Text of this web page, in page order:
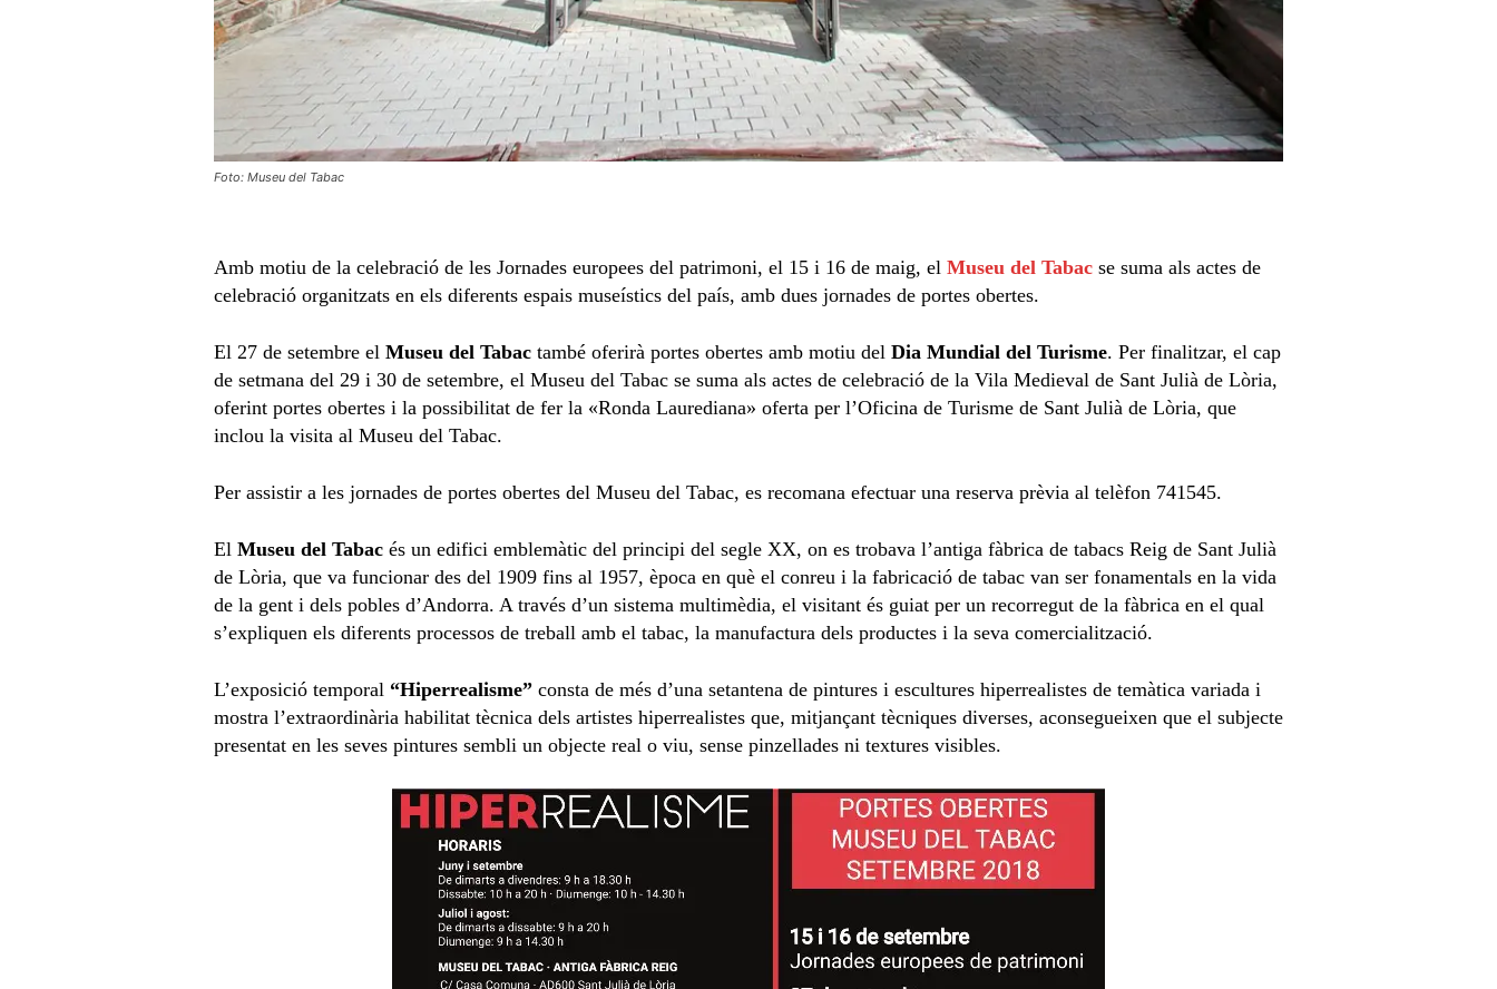
Foto: Museu del Tabac
Amb motiu de la celebració de les Jornades europees del patrimoni, el 15 i 16 de maig, el Museu del Tabac se suma als actes de
celebració organitzats en els diferents espais museístics del país, amb dues jornades de portes obertes.
El 27 de setembre el Museu del Tabac també oferirà portes obertes amb motiu del Dia Mundial del Turisme. Per finalitzar, el cap
de setmana del 29 i 30 de setembre, el Museu del Tabac se suma als actes de celebració de la Vila Medieval de Sant Julià de Lòria,
oferint portes obertes i la possibilitat de fer la «Ronda Laurediana» oferta per l’Oficina de Turisme de Sant Julià de Lòria, que
inclou la visita al Museu del Tabac.
Per assistir a les jornades de portes obertes del Museu del Tabac, es recomana efectuar una reserva prèvia al telèfon 741545.
El Museu del Tabac és un edifici emblemàtic del principi del segle XX, on es trobava l’antiga fàbrica de tabacs Reig de Sant Julià
de Lòria, que va funcionar des del 1909 fins al 1957, època en què el conreu i la fabricació de tabac van ser fonamentals en la vida
de la gent i dels pobles d’Andorra. A través d’un sistema multimèdia, el visitant és guiat per un recorregut de la fàbrica en el qual
s’expliquen els diferents processos de treball amb el tabac, la manufactura dels productes i la seva comercialització.
L’exposició temporal “Hiperrealisme” consta de més d’una setantena de pintures i escultures hiperrealistes de temàtica variada i
mostra l’extraordinària habilitat tècnica dels artistes hiperrealistes que, mitjançant tècniques diverses, aconsegueixen que el subjecte
presentat en les seves pintures sembli un objecte real o viu, sense pinzellades ni textures visibles.